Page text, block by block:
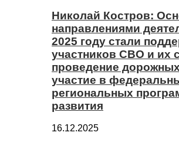
Николай Костров:
направлениями
2025 году стали
участников СВО и их
проведение
участие в
региональных
развития
16.12.2025